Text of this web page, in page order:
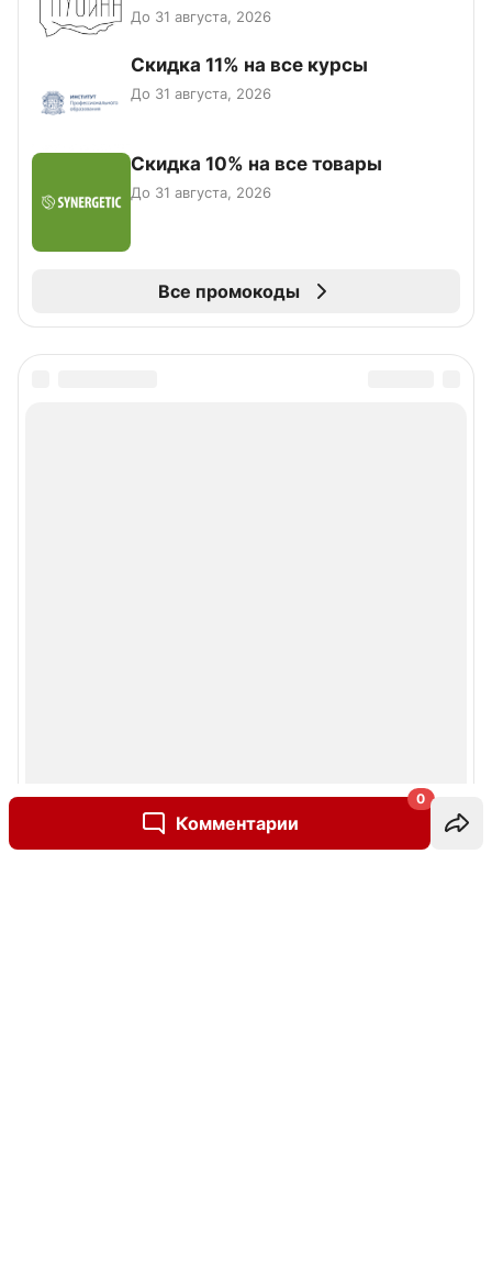
Комментарии
0
До 31 августа, 2026
Скидка 11% на все курсы
До 31 августа, 2026
Скидка 10% на все товары
До 31 августа, 2026
Все промокоды